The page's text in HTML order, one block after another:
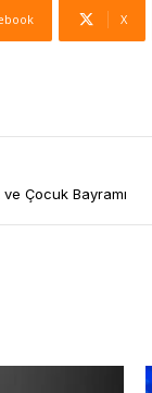
X
Çocuk Bayramı